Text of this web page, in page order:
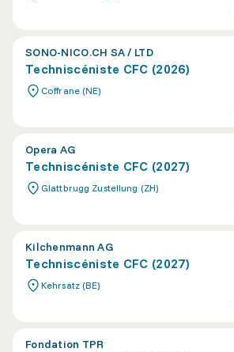
SONO-NICO.CH SA / LTD
Techniscéniste CFC (2026)
Coffrane (NE)
Opera AG
Techniscéniste CFC (2027)
Glattbrugg Zustellung (ZH)
Kilchenmann AG
Techniscéniste CFC (2027)
Kehrsatz (BE)
Fondation TPR